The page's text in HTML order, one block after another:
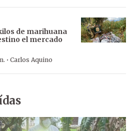
de marihuana
el mercado
· Carlos Aquino